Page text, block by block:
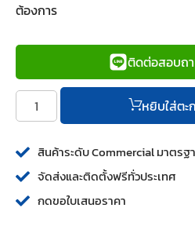
ต้องการ
ติดต่อสอบถ
หยิบใส่ตะ
สินค้าระดับ Commercial มาตรฐ
จัดส่งและติดตั้งฟรีทั่วประเทศ
กดขอใบเสนอราคา